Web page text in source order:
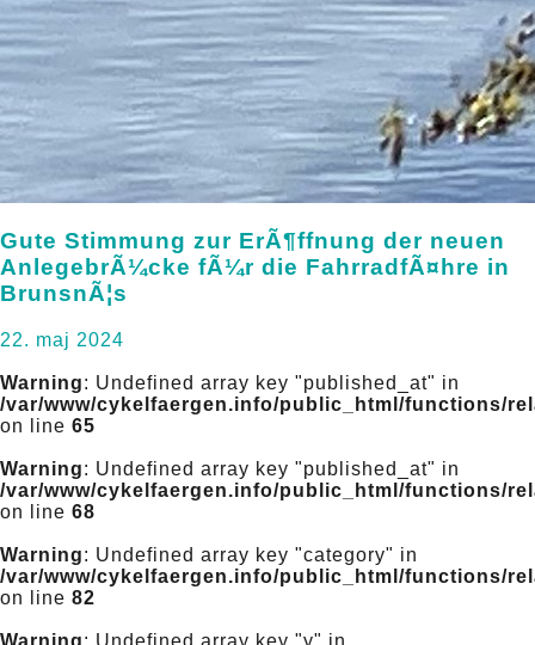
Gute Stimmung zur ErÃ¶ffnung der neuen
AnlegebrÃ¼cke fÃ¼r die FahrradfÃ¤hre in
BrunsnÃ¦s
22. maj 2024
Warning: Undefined array key "published_at" in
/var/www/cykelfaergen.info/public_html/functions/
on line 65
Warning: Undefined array key "published_at" in
/var/www/cykelfaergen.info/public_html/functions/
on line 68
Warning: Undefined array key "category" in
/var/www/cykelfaergen.info/public_html/functions/
on line 82
Warning: Undefined array key "y" in